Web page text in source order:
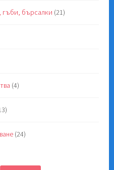
бърсалки (21)
(4)
(24)